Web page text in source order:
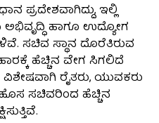
ಪ್ರದೇಶವಾಗಿದ್ದು, ಇಲ್ಲಿ
ಅಭಿವೃದ್ಧಿ ಹಾಗೂ ಉದ್ಯೋಗ
ಸಚಿವ ಸ್ಥಾನ ದೊರೆತಿರುವ
ಹೆಚ್ಚಿನ ವೇಗ ಸಿಗಲಿದೆ
ರೈತರು, ಯುವಕರು
ಸಚಿವರಿಂದ ಹೆಚ್ಚಿನ